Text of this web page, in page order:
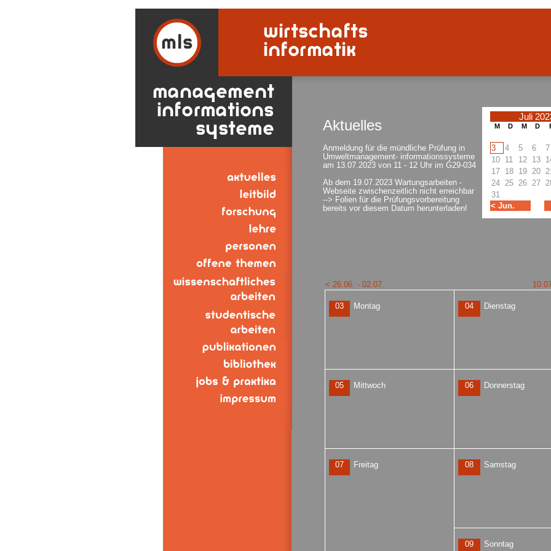
Aktuelles
Anmeldung für die mündliche Prüfung in
Umweltmanagement- informationssysteme
am 13.07.2023 von 11 - 12 Uhr im G29-034
Ab dem 19.07.2023 Wartungsarbeiten -
Webseite zwischenzeitlich nicht erreichbar
--> Folien für die Prüfungsvorbereitung
bereits vor diesem Datum herunterladen!
Juli
M D M D
3
4 5 6 7
10 11 12 13
17 18 19 20
24 25 26 27
31
< Jun.
< 26.06. - 02.07.
03 Montag 04 Dienstag
05 Mittwoch 06 Donnerstag
07 Freitag 08 Samstag
09 Sonntag